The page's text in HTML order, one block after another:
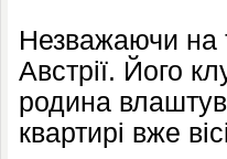
Незважаючи на
Австрії. Його
родина
квартирі вже